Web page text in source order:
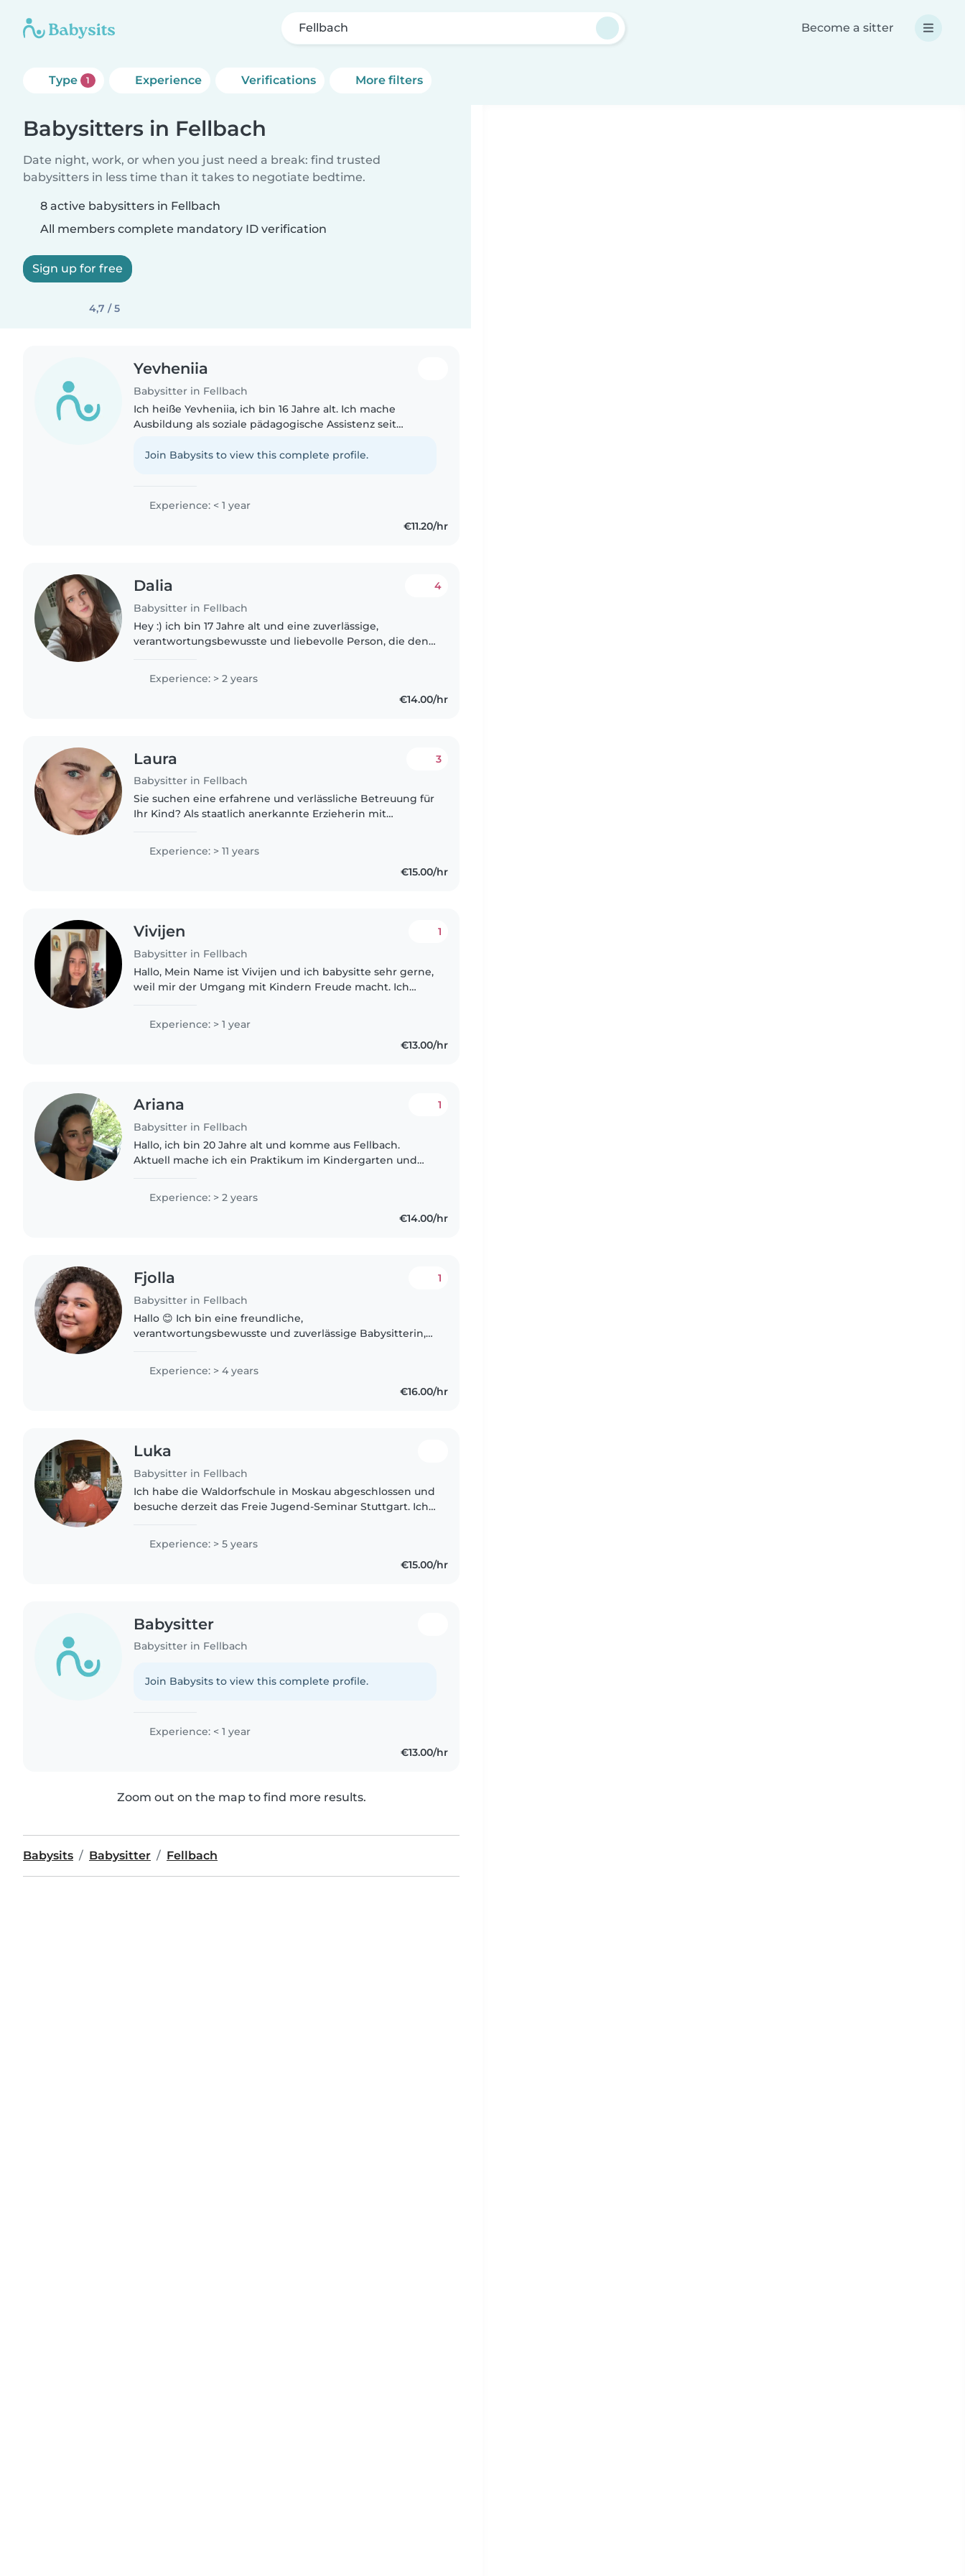
Fellbach Become a sitter
Type 1 Experience Verifications More filters
Babysitters in Fellbach
Date night, work, or when you just need a break: find trusted
babysitters in less time than it takes to negotiate bedtime.
8 active babysitters in Fellbach
All members complete mandatory ID verification
Sign up for free
4,7 / 5
Yevheniia
Babysitter in Fellbach
Ich heiße Yevheniia, ich bin 16 Jahre alt. Ich mache
Ausbildung als soziale pädagogische Assistenz seit
singen.
Join Babysits to view this complete profile.
Experience: < 1 year
€11.20/hr
Dalia
Babysitter in Fellbach
4
Hey :) ich bin 17 Jahre alt und eine zuverlässige,
verantwortungsbewusste und liebevolle Person, die den
Experience: > 2 years
€14.00/hr
Laura
Babysitter in Fellbach
3
Sie suchen eine erfahrene und verlässliche Betreuung für
Ihr Kind? Als staatlich anerkannte Erzieherin mit
in der Arbeit mit Kindern..
Experience: > 11 years
€15.00/hr
Vivijen
Babysitter in Fellbach
1
Hallo, Mein Name ist Vivijen und ich babysitte sehr gerne,
weil mir der Umgang mit Kindern Freude macht. Ich
der Geburt meines..
Experience: > 1 year
€13.00/hr
Ariana
Babysitter in Fellbach
1
Hallo, ich bin 20 Jahre alt und komme aus Fellbach.
Aktuell mache ich ein Praktikum im Kindergarten und
Kindern jeden Alters –..
Experience: > 2 years
€14.00/hr
Fjolla
Babysitter in Fellbach
1
Hallo 😊 Ich bin eine freundliche,
verantwortungsbewusste und zuverlässige Babysitterin,
dass sich Kinder wohl, sicher und..
Experience: > 4 years
€16.00/hr
Luka
Babysitter in Fellbach
Ich habe die Waldorfschule in Moskau abgeschlossen und
besuche derzeit das Freie Jugend-Seminar Stuttgart. Ich
Experience: > 5 years
€15.00/hr
Babysitter
Babysitter in Fellbach
Join Babysits to view this complete profile.
Experience: < 1 year
€13.00/hr
Zoom out on the map to find more results.
Babysits Babysitter Fellbach